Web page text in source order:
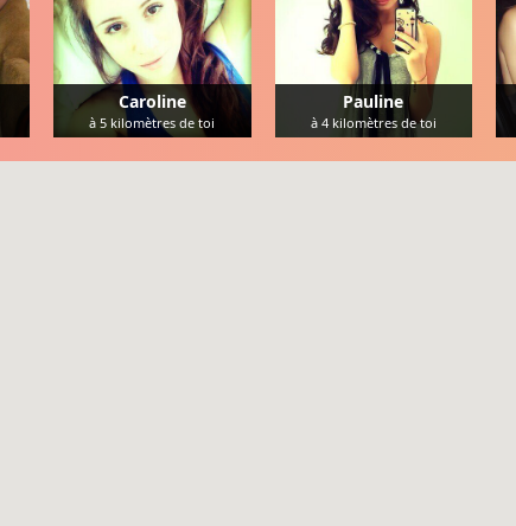
Caroline
à 5 kilomètres de toi
Pauline
à 4kilomètres de toi